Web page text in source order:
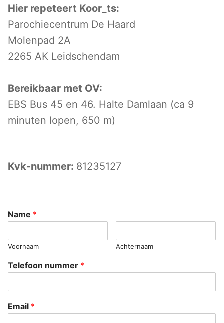
Hier repeteert Koor_ts:
Parochiecentrum De Haard
Molenpad 2A
2265 AK Leidschendam
Bereikbaar met OV:
EBS Bus 45 en 46. Halte Damlaan (ca 9
minuten lopen, 650 m)
Kvk-nummer: 81235127
Name *
Voornaam Achternaam
Telefoon nummer *
Email *